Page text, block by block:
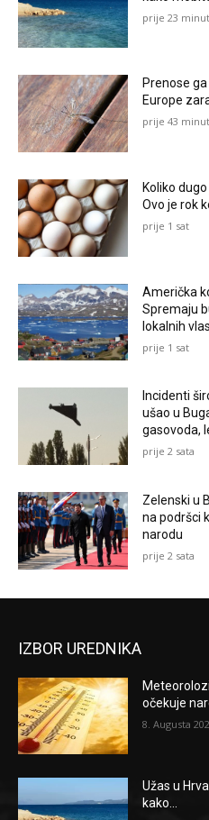
prije 23
Prenose
Europe
prije 43
Koliko
Ovo je rok
prije 1 sat
Američka
Spremaju
lokalnih
prije 1 sat
Incidenti
ušao u
gasovoda,
prije 2 sata
Zelenski u
na podršci
narodu
prije 2 sata
IZBOR UREDNIKA
očekuje
8. Augusta
Užas u
kako...